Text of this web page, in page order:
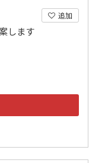
追加
します